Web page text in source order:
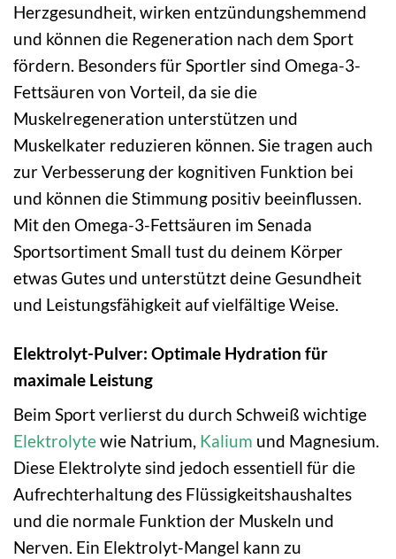
Herzgesundheit, wirken entzündungshemmend
und können die Regeneration nach dem Sport
fördern. Besonders für Sportler sind Omega-3-
Fettsäuren von Vorteil, da sie die
Muskelregeneration unterstützen und
Muskelkater reduzieren können. Sie tragen auch
zur Verbesserung der kognitiven Funktion bei
und können die Stimmung positiv beeinflussen.
Mit den Omega-3-Fettsäuren im Senada
Sportsortiment Small tust du deinem Körper
etwas Gutes und unterstützt deine Gesundheit
und Leistungsfähigkeit auf vielfältige Weise.
Elektrolyt-Pulver: Optimale Hydration für
maximale Leistung
Beim Sport verlierst du durch Schweiß wichtige
Elektrolytewie Natrium, Kalium und Magnesium.
Diese Elektrolyte sind jedoch essentiell für die
Aufrechterhaltung des Flüssigkeitshaushaltes
und die normale Funktion der Muskeln und
Nerven. Ein Elektrolyt-Mangel kann zu